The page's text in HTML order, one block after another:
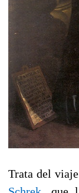
Trata del